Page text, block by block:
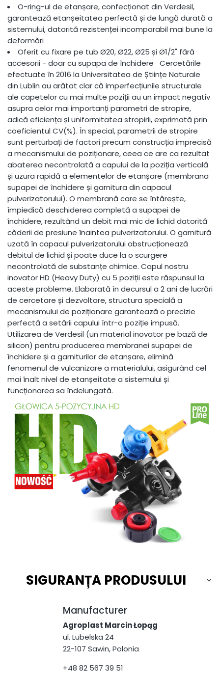
O-ring-ul de etanșare, confecționat din Verdesil,
garantează etanșeitatea perfectă și de lungă durată a
sistemului, datorită rezistenței incomparabil mai bune la
deformări
Oferit cu fixare pe tub Ø20, Ø22, Ø25 și Ø1/2" fără
accesorii - doar cu supapa de închidere Cercetările
efectuate în 2016 la Universitatea de Științe Naturale
din Lublin au arătat clar că imperfecțiunile structurale
ale capetelor cu mai multe poziții au un impact negativ
asupra celor mai importanți parametri de stropire,
adică eficiența și uniformitatea stropirii, exprimată prin
coeficientul CV(%). În special, parametrii de stropire
sunt perturbați de factori precum construcția imprecisă
a mecanismului de poziționare, ceea ce are ca rezultat
abaterea necontrolată a capului de la poziția verticală
și uzura rapidă a elementelor de etanșare (membrana
supapei de închidere și garnitura din capacul
pulverizatorului). O membrană care se întărește,
împiedică deschiderea completă a supapei de
închidere, rezultând un debit mai mic de lichid datorită
căderii de presiune înaintea pulverizatorului. O garnitură
uzată în capacul pulverizatorului obstrucționează
debitul de lichid și poate duce la o scurgere
necontrolată de substanțe chimice. Capul nostru
inovator HD (Heavy Duty) cu 5 poziții este răspunsul la
aceste probleme. Elaborată în decursul a 2 ani de lucrări
de cercetare și dezvoltare, structura specială a
mecanismului de poziționare garantează o precizie
perfectă a setării capului într-o poziție impusă.
Utilizarea de Verdesil (un material inovator pe bază de
silicon) pentru producerea membranei supapei de
închidere și a garniturilor de etanșare, elimină
fenomenul de vulcanizare a materialului, asigurând cel
mai înalt nivel de etanșeitate a sistemului și
funcționarea sa îndelungată.
SIGURANȚA PRODUSULUI
Manufacturer
Agroplast Marcin Łopąg
ul. Lubelska 24
22-107 Sawin, Polonia
+48 82 567 39 51